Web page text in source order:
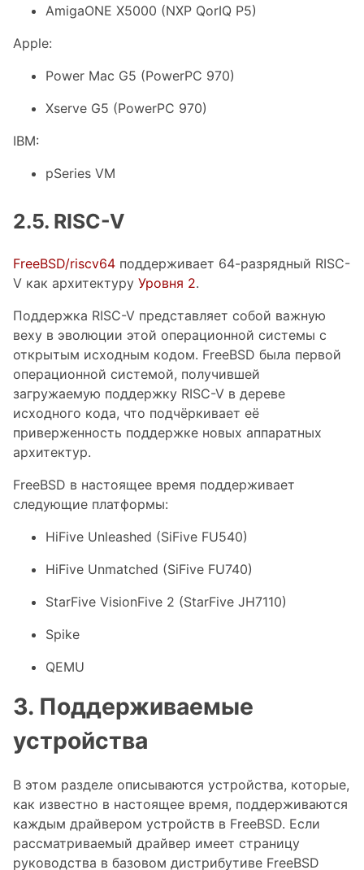
AmigaONE X5000 (NXP QorIQ P5)
Apple:
Power Mac G5 (PowerPC 970)
Xserve G5 (PowerPC 970)
IBM:
pSeries VM
2.5. RISC-V
FreeBSD/riscv64 поддерживает 64-разрядный RISC-
V как архитектуру Уровня 2.
Поддержка RISC-V представляет собой важную
веху в эволюции этой операционной системы с
открытым исходным кодом. FreeBSD была первой
операционной системой, получившей
загружаемую поддержку RISC-V в дереве
исходного кода, что подчёркивает её
приверженность поддержке новых аппаратных
архитектур.
FreeBSD в настоящее время поддерживает
следующие платформы:
HiFive Unleashed (SiFive FU540)
HiFive Unmatched (SiFive FU740)
StarFive VisionFive 2 (StarFive JH7110)
Spike
QEMU
3. Поддерживаемые
устройства
В этом разделе описываются устройства, которые,
как известно в настоящее время, поддерживаются
каждым драйвером устройств в FreeBSD. Если
рассматриваемый драйвер имеет страницу
руководства в базовом дистрибутиве FreeBSD